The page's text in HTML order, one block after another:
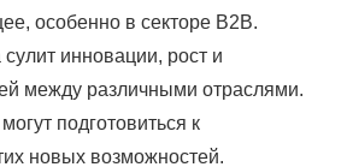
особенно в секторе B2B.
инновации, рост и
между различными отраслями.
подготовиться к
новых возможностей.